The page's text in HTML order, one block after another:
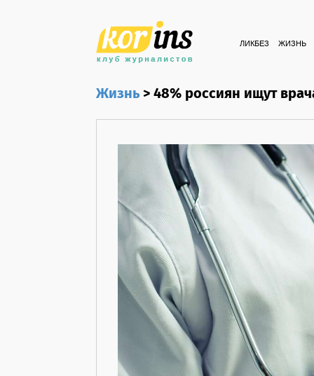
ЛИКБЕЗ ЖИЗНЬ
Жизнь>48% россиян ищут